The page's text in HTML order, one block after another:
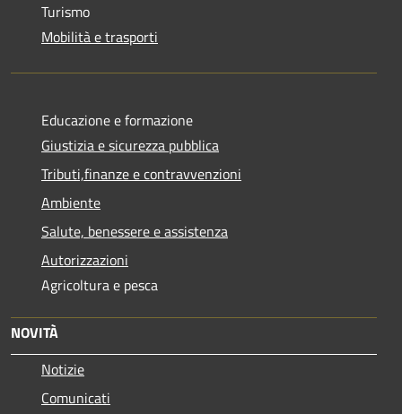
Turismo
Mobilità e trasporti
Educazione e formazione
Giustizia e sicurezza pubblica
Tributi,finanze e contravvenzioni
Ambiente
Salute, benessere e assistenza
Autorizzazioni
Agricoltura e pesca
NOVITÀ
Notizie
Comunicati